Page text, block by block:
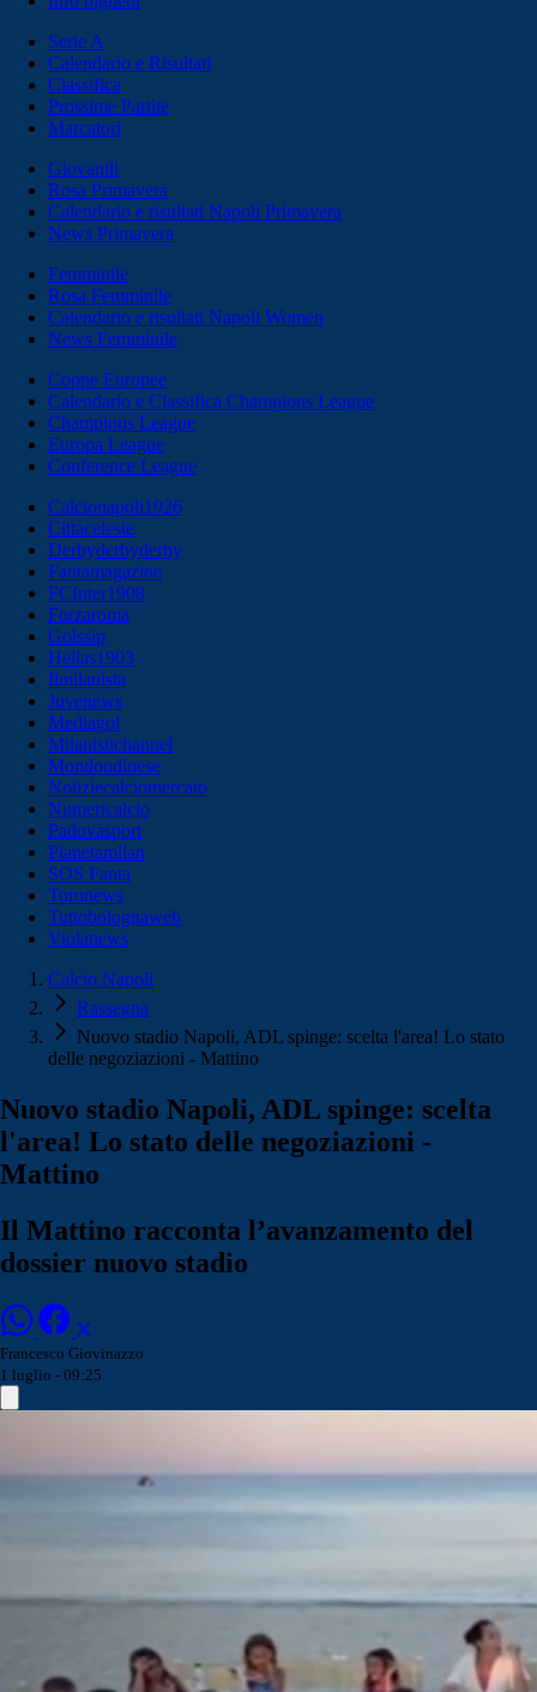
Serie A
Calendario e Risultati
Classifica
Prossime Partite
Marcatori
Giovanili
Rosa Primavera
Calendario e risultati Napoli Primavera
News Primavera
Femminile
Rosa Femminile
Calendario e risultati Napoli Women
News Femminile
Coppe Europee
Calendario e Classifica Champions League
Champions League
Europa League
Conference League
Calcionapoli1926
Cittaceleste
Derbyderbyderby
Fantamagazine
FCInter1908
Forzaroma
Golssip
Hellas1903
Ilmilanista
Juvenews
Mediagol
Milanistichannel
Mondoudinese
Notiziecalciomercato
Numericalcio
Padovasport
Pianetamilan
SOS Fanta
Toronews
Tuttobolognaweb
Violanews
Calcio Napoli
Rassegna
Nuovo stadio Napoli, ADL spinge: scelta l'area! Lo stato
delle negoziazioni - Mattino
Nuovo stadio Napoli, ADL spinge: scelta
l'area! Lo stato delle negoziazioni -
Mattino
Il Mattino racconta l’avanzamento del
dossier nuovo stadio
Francesco Giovinazzo
1 luglio - 09:25